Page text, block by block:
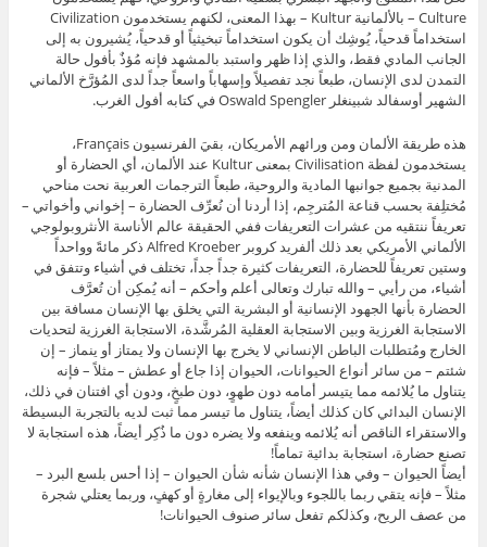
Culture – بالألمانية Kultur – بهذا المعنى، لكنهم يستخدمون Civilization
استخداماً قدحياً، يُوشِك أن يكون استخداماً تبخيثياً أو قدحياً، يُشيرون به إلى
الجانب المادي فقط، والذي إذا ظهر واستبد بالمشهد فإنه مُؤذٌ بأفول حالة
التمدن لدى الإنسان، طبعاً نجد تفصيلاً وإسهاباً واسعاً جداً لدى المُؤرَّخ الألماني
الشهير أوسفالد شبينغلر Oswald Spengler في كتابه أفول الغرب.
هذه طريقة الألمان ومن ورائهم الأمريكان، بقيَ الفرنسيون Français،
يستخدمون لفظة Civilisation بمعنى Kultur عند الألمان، أي الحضارة أو
المدنية بجميع جوانبها المادية والروحية، طبعاً الترجمات العربية نحت مناحي
مُختلِفة بحسب قناعة المُترجِم، إذا أردنا أن نُعرِّف الحضارة – إخواني وأخواتي –
تعريفاً ننتقيه من عشرات التعريفات ففي الحقيقة عالم الأناسة الأنثروبولوجي
الألماني الأمريكي بعد ذلك ألفريد كروبر Alfred Kroeber ذكر مائةً وواحداً
وستين تعريفاً للحضارة، التعريفات كثيرة جداً جداً، تختلف في أشياء وتتفق في
أشياء، من رأيي – والله تبارك وتعالى أعلم وأحكم – أنه يُمكِن أن تُعرَّف
الحضارة بأنها الجهود الإنسانية أو البشرية التي يخلق بها الإنسان مسافة بين
الاستجابة الغرزية وبين الاستجابة العقلية المُرشَّدة، الاستجابة الغرزية لتحديات
الخارج ومُتطلبات الباطن الإنساني لا يخرج بها الإنسان ولا يمتاز أو ينماز – إن
شئتم – من سائر أنواع الحيوانات، الحيوان إذا جاع أو عطش – مثلاً – فإنه
يتناول ما يُلائمه مما يتيسر أمامه دون طهوٍ، دون طبخٍ، ودون أي افتنان في ذلك،
الإنسان البدائي كان كذلك أيضاً، يتناول ما تيسر مما ثبت لديه بالتجربة البسيطة
والاستقراء الناقص أنه يُلائمه وينفعه ولا يضره دون ما ذُكِر أيضاً، هذه استجابة لا
تصنع حضارة، استجابة بدائية تماماً!
أيضاً الحيوان – وفي هذا الإنسان شأنه شأن الحيوان – إذا أحس بلسع البرد –
مثلاً – فإنه يتقي ربما باللجوء وبالإيواء إلى مغارةٍ أو كهفٍ، وربما يعتلي شجرة
من عصف الريح، وكذلكم تفعل سائر صنوف الحيوانات!